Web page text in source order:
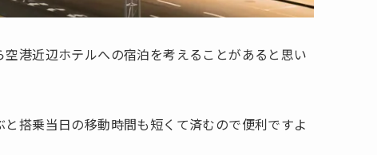
港近辺ホテルへの宿泊を考えることがあると思い
搭乗当日の移動時間も短くて済むので便利ですよ